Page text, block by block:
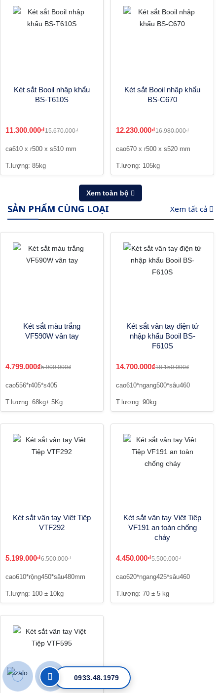
Két sắt Booil nhập khẩu
BS-T610S
11.300.000₫15.670.000₫
ca610 x r500 x s510 mm
T.lượng: 85kg
Két sắt Booil nhập khẩu
BS-C670
12.230.000₫16.980.000₫
cao670 x r500 x s520 mm
T.lượng: 105kg
Xem toàn bộ
SẢN PHẨM CÙNG LOẠI Xem tất cả
Két sắt màu trắng
VF590W vân tay
4.799.000₫5.900.000₫
cao556*r405*s405
T.lượng: 68kg± 5Kg
Két sắt vân tay điện tử
nhập khẩu Booil BS-
F610S
14.700.000₫18.150.000₫
cao610*ngang500*sâu460
T.lượng: 90kg
Két sắt vân tay Việt Tiệp
VTF292
5.199.000₫6.500.000₫
cao610*rộng450*sâu480mm
T.lượng: 100 ± 10kg
Két sắt vân tay Việt Tiệp
VF191 an toàn chống
cháy
4.450.000₫5.500.000₫
cao620*ngang425*sâu460
T.lượng: 70 ± 5 kg
0933.48.1979